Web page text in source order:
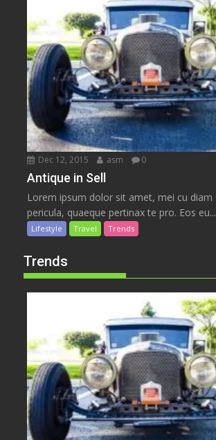
Dec 12, 2015 asm 0
Antique in Sell
Lorem ipsum dolor sit amet, mei cu diam
pericula, quaeque pertinax te pro. Eos eu...
Lifestyle Travel Trends
Trends